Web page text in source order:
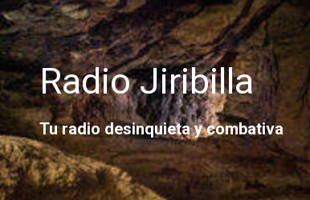
Radio Jiribilla
Tu radio desinquieta y combativa